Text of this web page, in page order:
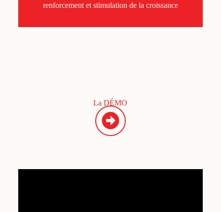
renforcement et stimulation de la croissance
La DÉMO